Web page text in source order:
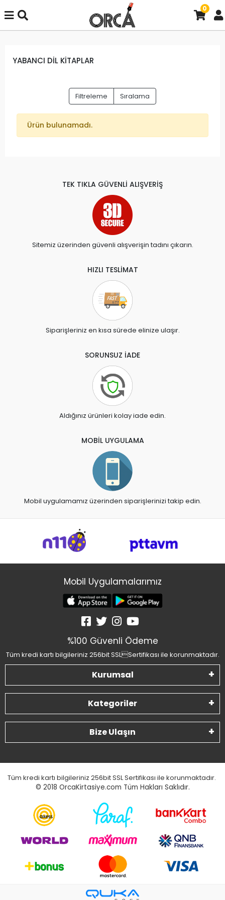
0
YABANCI DİL KİTAPLAR
Filtreleme Sıralama
Ürün bulunamadı.
TEK TIKLA GÜVENLİ ALIŞVERİŞ
Sitemiz üzerinden güvenli alışverişin tadını çıkarın.
HIZLI TESLİMAT
Siparişleriniz en kısa sürede elinize ulaşır.
SORUNSUZ İADE
Aldığınız ürünleri kolay iade edin.
MOBİL UYGULAMA
Mobil uygulamamız üzerinden siparişlerinizi takip edin.
Mobil Uygulamalarımız
%100 Güvenli Ödeme
Tüm kredi kartı bilgileriniz 256bit SSLSertifikası ile korunmaktadır.
Kurumsal
Kategoriler
Bize Ulaşın
Tüm kredi kartı bilgileriniz 256bit SSL Sertifikası ile korunmaktadır.
© 2018 OrcaKirtasiye.com Tüm Hakları Saklıdır.